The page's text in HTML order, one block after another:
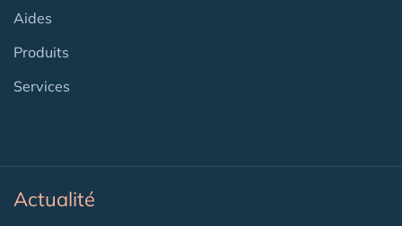
Aides
Produits
Services
Actualité